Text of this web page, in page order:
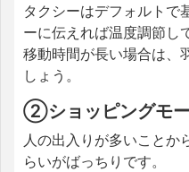
タクシーはデフォルトで
ーに伝えれば温度調節し
移動時間が長い場合は、
しょう。
②ショッピングモ
人の出入りが多いことか
らいがばっちりです。